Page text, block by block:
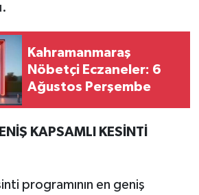
Kahramanmaraş
Nöbetçi Eczaneler: 6
Ağustos Perşembe
KAPSAMLI KESİNTİ
programının en geniş